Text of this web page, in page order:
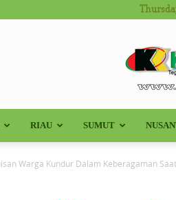
RIAU SUMUT
Warga Kundur Dalam Keberagaman